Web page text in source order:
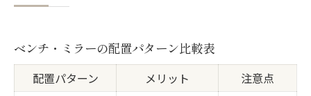
玄関収納家具の種類と特徴を比較
狭い玄関でも使いやすい収納家具の選び方
玄関インテリアと収納家具のバランス
ベンチ・ミラーの配置パターン比較表
配置パターン メリット 注意点